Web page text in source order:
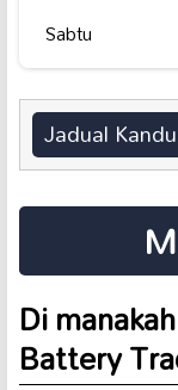
Sabtu
Jadual
Di
Battery